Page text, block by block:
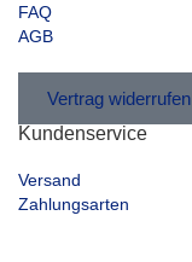
FAQ
AGB
Vertrag widerrufen
Kundenservice
Versand
Zahlungsarten